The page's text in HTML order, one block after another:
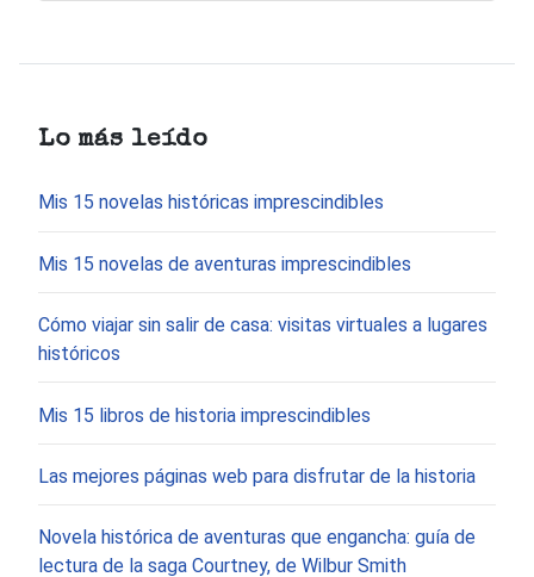
Lo más leído
Mis 15 novelas históricas imprescindibles
Mis 15 novelas de aventuras imprescindibles
Cómo viajar sin salir de casa: visitas virtuales a lugares
históricos
Mis 15 libros de historia imprescindibles
Las mejores páginas web para disfrutar de la historia
Novela histórica de aventuras que engancha: guía de
lectura de la saga Courtney, de Wilbur Smith